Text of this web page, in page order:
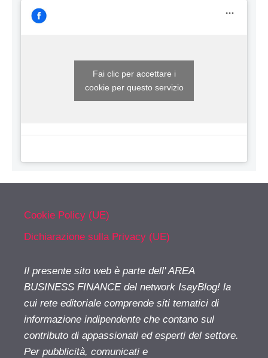
Fai clic per accettare i
cookie per questo servizio
Cookie Policy (UE)
Dichiarazione sulla Privacy (UE)
Il presente sito web è parte dell' AREA
BUSINESS FINANCE del network IsayBlog! la
cui rete editoriale comprende siti tematici di
informazione indipendente che contano sul
contributo di appassionati ed esperti del settore.
Per pubblicità, comunicati e